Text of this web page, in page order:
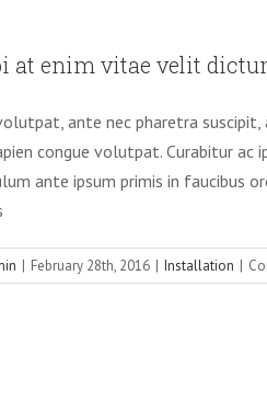
at enim vitae velit
ante nec pharetra
congue volutpat. Curabitur ac
ante ipsum primis in faucibus
| February 28th, 2016 | Installation |